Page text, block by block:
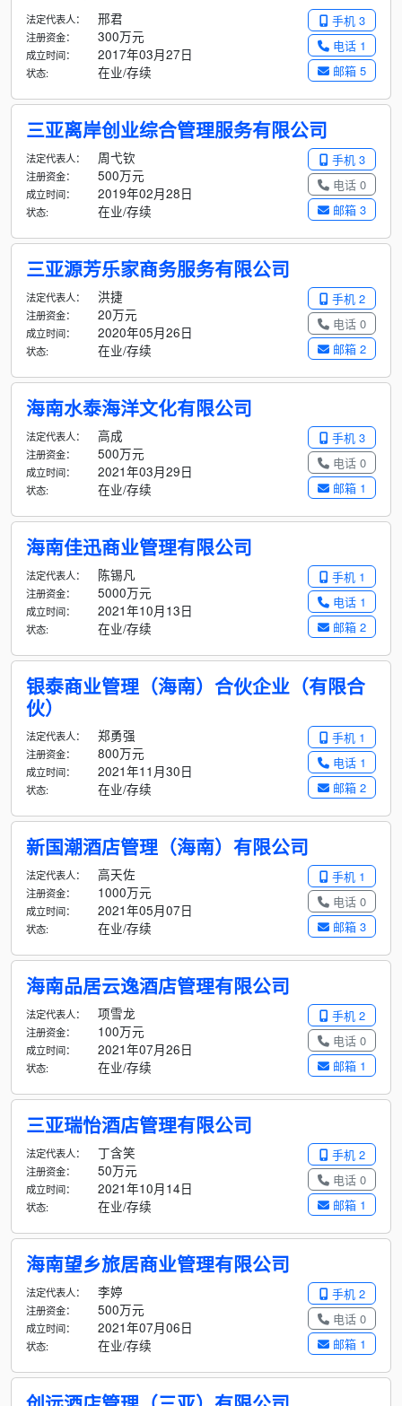
手机 3
电话 1
邮箱 5
法定代表人： 邢君
注册资金： 300万元
成立时间： 2017年03月27日
状态: 在业/存续
三亚离岸创业综合管理服务有限公司
手机 3
电话 0
邮箱 3
法定代表人： 周弋钦
注册资金： 500万元
成立时间： 2019年02月28日
状态: 在业/存续
三亚源芳乐家商务服务有限公司
手机 2
电话 0
邮箱 2
法定代表人： 洪捷
注册资金： 20万元
成立时间： 2020年05月26日
状态: 在业/存续
海南水泰海洋文化有限公司
手机 3
电话 0
邮箱 1
法定代表人： 高成
注册资金： 500万元
成立时间： 2021年03月29日
状态: 在业/存续
海南佳迅商业管理有限公司
手机 1
电话 1
邮箱 2
法定代表人： 陈锡凡
注册资金： 5000万元
成立时间： 2021年10月13日
状态: 在业/存续
银泰商业管理（海南）合伙企业（有限合
伙）
手机 1
电话 1
邮箱 2
法定代表人： 郑勇强
注册资金： 800万元
成立时间： 2021年11月30日
状态: 在业/存续
新国潮酒店管理（海南）有限公司
手机 1
电话 0
邮箱 3
法定代表人： 高天佐
注册资金： 1000万元
成立时间： 2021年05月07日
状态: 在业/存续
海南品居云逸酒店管理有限公司
手机 2
电话 0
邮箱 1
法定代表人： 项雪龙
注册资金： 100万元
成立时间： 2021年07月26日
状态: 在业/存续
三亚瑞怡酒店管理有限公司
手机 2
电话 0
邮箱 1
法定代表人： 丁含笑
注册资金： 50万元
成立时间： 2021年10月14日
状态: 在业/存续
海南望乡旅居商业管理有限公司
手机 2
电话 0
邮箱 1
法定代表人： 李婷
注册资金： 500万元
成立时间： 2021年07月06日
状态: 在业/存续